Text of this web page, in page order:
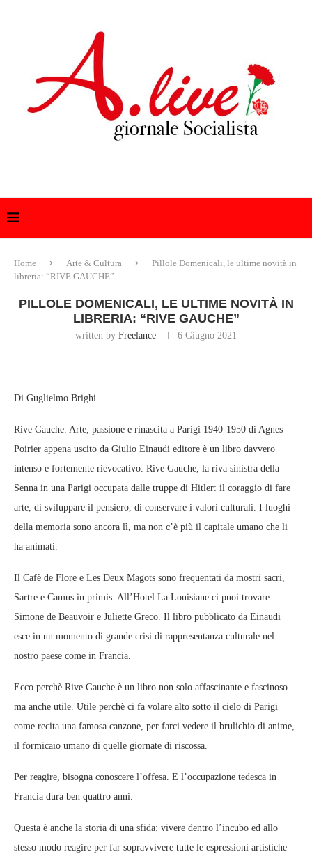
Home Arte & Cultura
Pillole Domenicali, le ultime novità in
libreria: “RIVE GAUCHE”
PILLOLE DOMENICALI, LE ULTIME NOVITÀ IN
LIBRERIA: “RIVE GAUCHE”
written by Freelance 6 Giugno 2021
Di Guglielmo Brighi
Rive Gauche. Arte, passione e rinascita a Parigi 1940-1950 di Agnes
Poirier appena uscito da Giulio Einaudi editore è un libro davvero
intenso e fortemente rievocativo. Rive Gauche, la riva sinistra della
Senna in una Parigi occupata dalle truppe di Hitler: il coraggio di fare
arte, di sviluppare il pensiero, di conservare i valori culturali. I luoghi
della memoria sono ancora lì, ma non c’è più il capitale umano che li
ha animati.
Il Cafè de Flore e Les Deux Magots sono frequentati da mostri sacri,
Sartre e Camus in primis. All’Hotel La Louisiane ci puoi trovare
Simone de Beauvoir e Juliette Greco. Il libro pubblicato da Einaudi
esce in un momento di grande crisi di rappresentanza culturale nel
nostro paese come in Francia.
Ecco perchè Rive Gauche è un libro non solo affascinante e fascinoso
ma anche utile. Utile perchè ci fa volare alto sotto il cielo di Parigi
come recita una famosa canzone, per farci vedere il brulichio di anime,
il formicaio umano di quelle giornate di riscossa.
Per reagire, bisogna conoscere l’offesa. E l’occupazione tedesca in
Francia dura ben quattro anni.
Questa è anche la storia di una sfida: vivere dentro l’incubo ed allo
stesso modo reagire per far sopravvivere tutte le espressioni artistiche